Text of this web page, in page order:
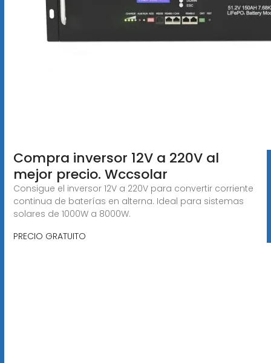
Compra inversor 12V a 220V al
mejor precio. Wccsolar
Consigue el inversor 12V a 220V para convertir corriente
continua de baterías en alterna. Ideal para sistemas
solares de 1000W a 8000W.
PRECIO GRATUITO